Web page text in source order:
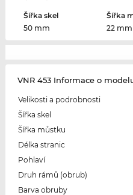
Šířka skel
50 mm
Šířka
22 mm
VNR 453 Informace o
Velikosti a podrobnosti
Šířka skel
Šířka můstku
Délka stranic
Pohlaví
Druh rámů (obrub)
Barva obruby